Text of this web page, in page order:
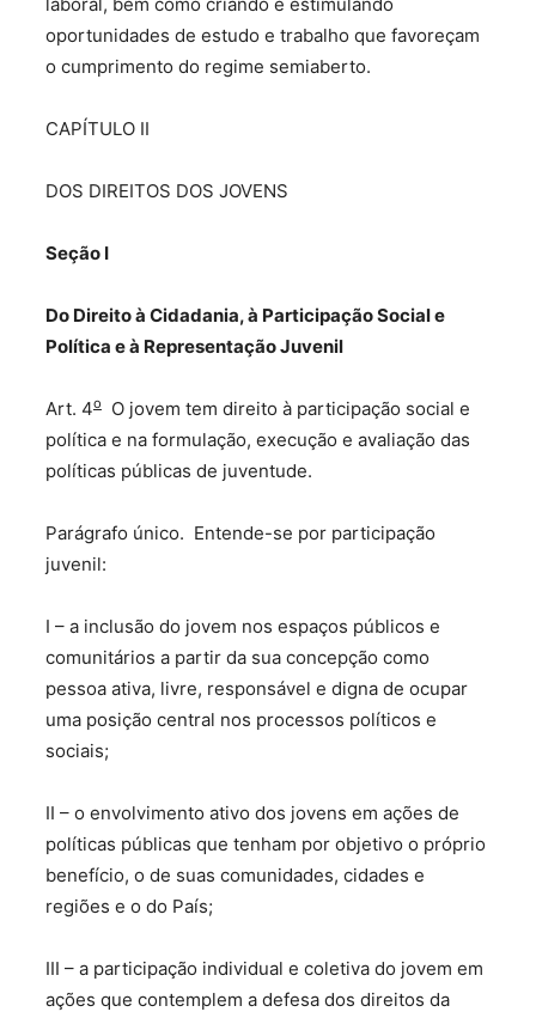
oportunidades de estudo e trabalho que favoreçam
o cumprimento do regime semiaberto.
CAPÍTULO II
DOS DIREITOS DOS JOVENS
Seção I
Do Direito à Cidadania, à Participação Social e
Política e à Representação Juvenil
Art. 4oO jovem tem direito à participação social e
política e na formulação, execução e avaliação das
políticas públicas de juventude.
Parágrafo único. Entende-se por participação
juvenil:
I – a inclusão do jovem nos espaços públicos e
comunitários a partir da sua concepção como
pessoa ativa, livre, responsável e digna de ocupar
uma posição central nos processos políticos e
sociais;
II – o envolvimento ativo dos jovens em ações de
políticas públicas que tenham por objetivo o próprio
benefício, o de suas comunidades, cidades e
regiões e o do País;
III – a participação individual e coletiva do jovem em
ações que contemplem a defesa dos direitos da